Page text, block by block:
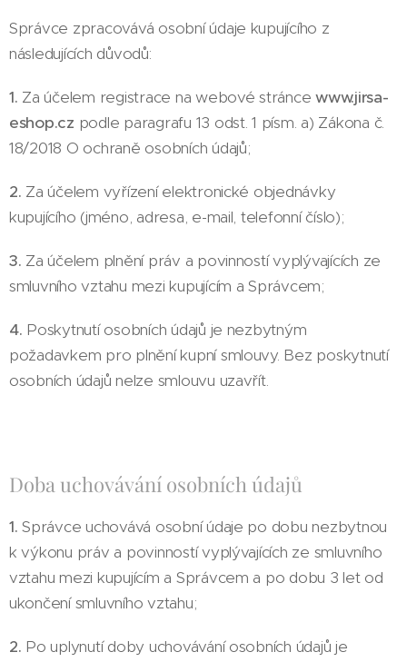
Správce zpracovává osobní údaje kupujícího z
následujících důvodů:
1. Za účelem registrace na webové stráncewww.jirsa-
eshop.cz podle paragrafu 13 odst. 1 písm. a) Zákona č.
18/2018 O ochraně osobních údajů;
2. Za účelem vyřízení elektronické objednávky
kupujícího (jméno, adresa, e-mail, telefonní číslo);
3. Za účelem plnění práv a povinností vyplývajících ze
smluvního vztahu mezi kupujícím a Správcem;
4. Poskytnutí osobních údajů je nezbytným
požadavkem pro plnění kupní smlouvy. Bez poskytnutí
osobních údajů nelze smlouvu uzavřít.
Doba uchovávání osobních údajů
1. Správce uchovává osobní údaje po dobu nezbytnou
k výkonu práv a povinností vyplývajících ze smluvního
vztahu mezi kupujícím a Správcem a po dobu 3 let od
ukončení smluvního vztahu;
2. Po uplynutí doby uchovávání osobních údajů je